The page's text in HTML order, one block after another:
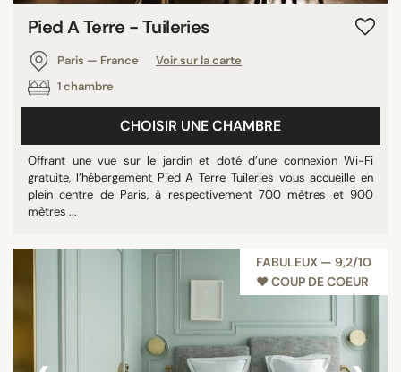
Pied A Terre - Tuileries
Paris — France
Voir sur la carte
1 chambre
CHOISIR UNE CHAMBRE
Offrant une vue sur le jardin et doté d’une connexion Wi-Fi
gratuite, l’hébergement Pied A Terre Tuileries vous accueille en
plein centre de Paris, à respectivement 700 mètres et 900
mètres ...
FABULEUX — 9,2/10
♥︎ COUP DE COEUR